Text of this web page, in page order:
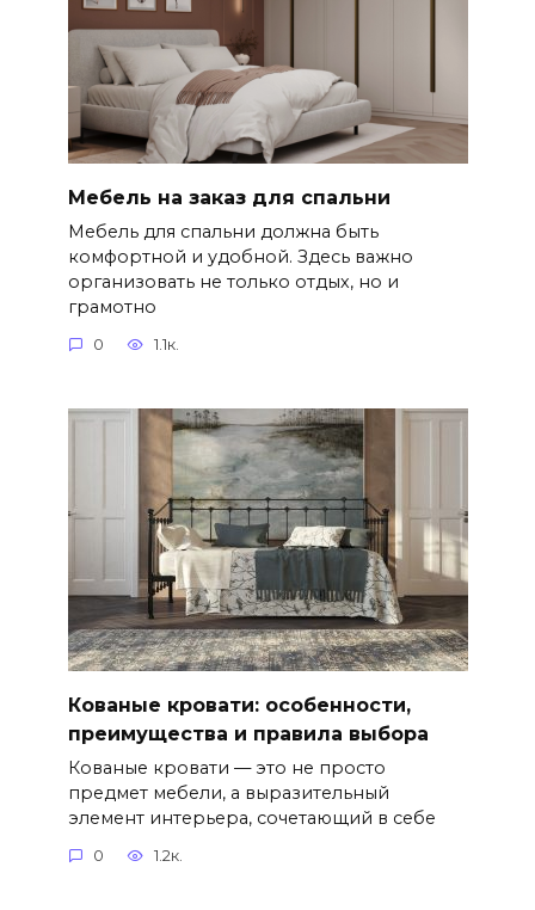
Мебель на заказ для спальни
Мебель для спальни должна быть
комфортной и удобной. Здесь важно
организовать не только отдых, но и
грамотно
0 1.1к.
Кованые кровати: особенности,
преимущества и правила выбора
Кованые кровати — это не просто
предмет мебели, а выразительный
элемент интерьера, сочетающий в себе
0 1.2к.